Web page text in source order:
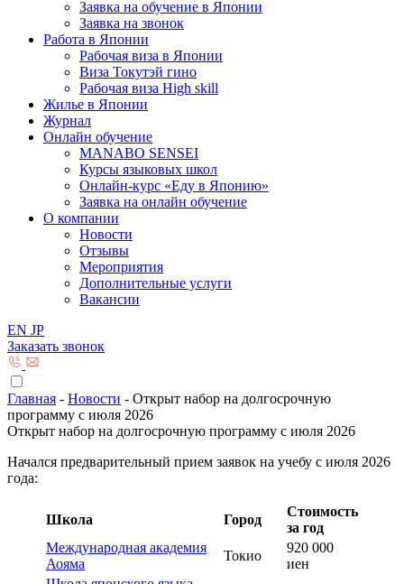
Заявка на обучение в Японии
Заявка на звонок
Работа в Японии
Рабочая виза в Японии
Виза Токутэй гино
Рабочая виза High skill
Жилье в Японии
Журнал
Онлайн обучение
MANABO SENSEI
Курсы языковых школ
Онлайн-курс «Еду в Японию»
Заявка на онлайн обучение
О компании
Новости
Отзывы
Мероприятия
Дополнительные услуги
Вакансии
EN JP
Заказать звонок
Главная - Новости - Открыт набор на долгосрочную
программу с июля 2026
Открыт набор на долгосрочную программу с июля 2026
Начался предварительный прием заявок на учебу с июля 2026
года:
Школа Город
Стоимость
за год
Международная академия
Аояма
Токио
920 000
иен